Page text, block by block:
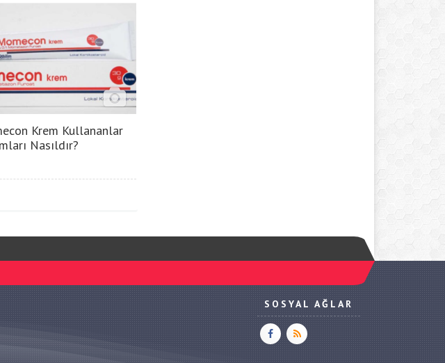
Krem Kullananlar
Nasıldır?
SOSYAL AĞLAR